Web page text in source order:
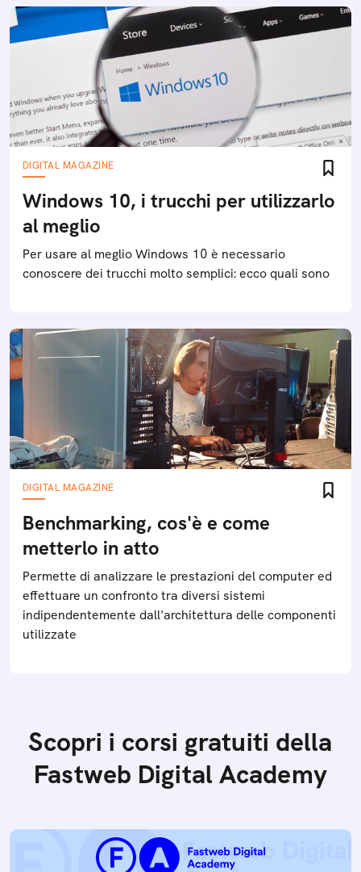
DIGITAL MAGAZINE
Windows 10, i trucchi per utilizzarlo
al meglio
Per usare al meglio Windows 10 è necessario
conoscere dei trucchi molto semplici: ecco quali sono
DIGITAL MAGAZINE
Benchmarking, cos'è e come
metterlo in atto
Permette di analizzare le prestazioni del computer ed
effettuare un confronto tra diversi sistemi
indipendentemente dall'architettura delle componenti
utilizzate
Scopri i corsi gratuiti della
Fastweb Digital Academy